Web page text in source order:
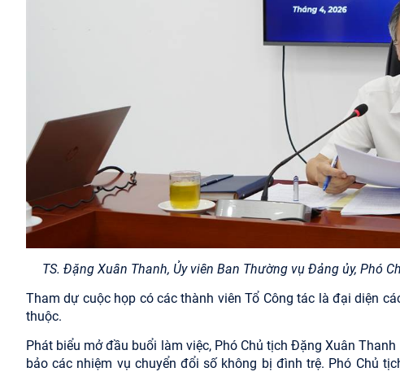
TS. Đặng Xuân Thanh, Ủy viên Ban Thường vụ Đảng ủy, Phó
Tham dự cuộc họp có các thành viên Tổ Công tác là đại diện
thuộc.
Phát biểu mở đầu buổi làm việc, Phó Chủ tịch Đặng Xuân
bảo các nhiệm vụ chuyển đổi số không bị đình trệ. Phó Chủ